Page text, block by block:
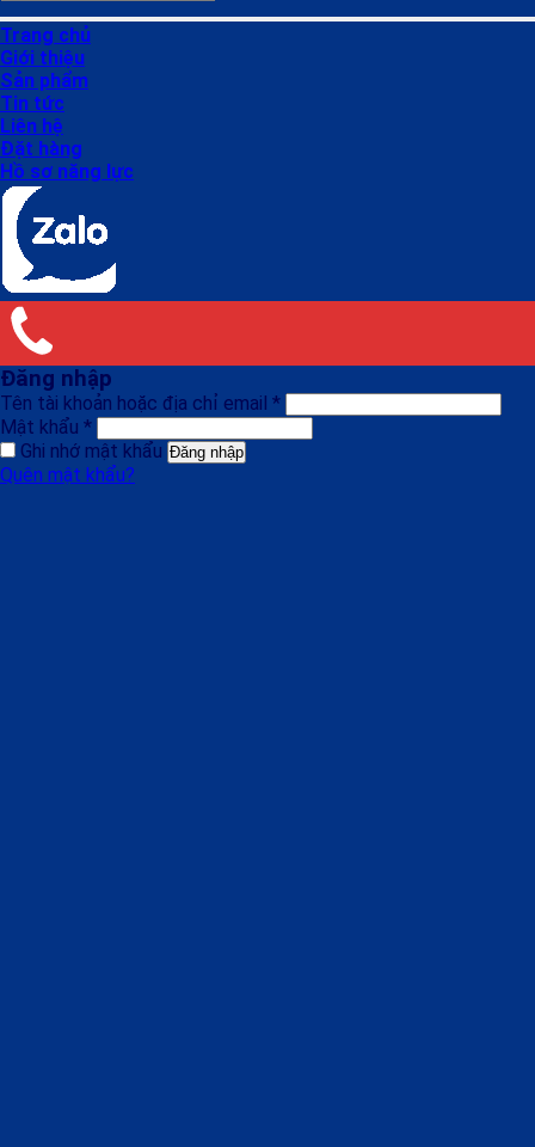
Trang chủ
Giới thiệu
Sản phẩm
Tin tức
Liên hệ
Đặt hàng
Hồ sơ năng lực
Đăng nhập
Tên tài khoản hoặc địa chỉ email *
Mật khẩu *
Ghi nhớ mật khẩu Đăng nhập
Quên mật khẩu?